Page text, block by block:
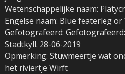
Wetenschappelijke naam:
Engelse naam: Blue featerleg
Gefotografeerd:
Stadtkyll. 28-06-2019
Opmerking: Stuwmeertje wat
het riviertje Wirft